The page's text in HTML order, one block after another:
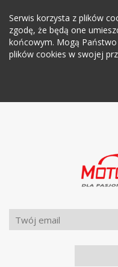
Serwis korzysta z plików
zgodę, że będą one
końcowym. Mogą
plików cookies w swojej